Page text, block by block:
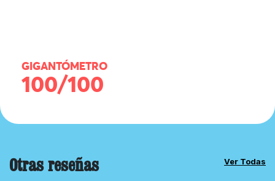
GIGANTÓMETRO
100/100
Otras reseñas Ver Todas